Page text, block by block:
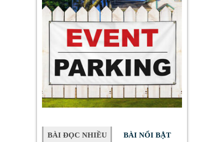
BÀI ĐỌC NHIỀU BÀI NỔI BẬT